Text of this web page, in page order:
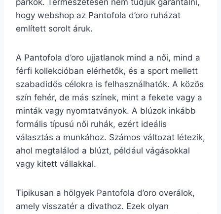
parkok. Természetesen nem tudjuk garantálni,
hogy webshop az Pantofola d’oro ruházat
említett sorolt áruk.
A Pantofola d’oro ujjatlanok mind a női, mind a
férfi kollekcióban elérhetők, és a sport mellett
szabadidős célokra is felhasználhatók. A közös
szín fehér, de más színek, mint a fekete vagy a
minták vagy nyomtatványok. A blúzok inkább
formális típusú női ruhák, ezért ideális
választás a munkához. Számos változat létezik,
ahol megtalálod a blúzt, például vágásokkal
vagy kitett vállakkal.
Tipikusan a hölgyek Pantofola d’oro overálok,
amely visszatér a divathoz. Ezek olyan